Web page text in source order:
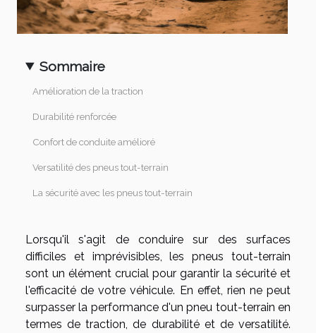
Sommaire
Amélioration de la traction
Durabilité renforcée
Confort de conduite amélioré
Versatilité des pneus tout-terrain
La sécurité avec les pneus tout-terrain
Lorsqu'il s'agit de conduire sur des surfaces
difficiles et imprévisibles, les pneus tout-terrain
sont un élément crucial pour garantir la sécurité et
l'efficacité de votre véhicule. En effet, rien ne peut
surpasser la performance d'un pneu tout-terrain en
termes de traction, de durabilité et de versatilité.